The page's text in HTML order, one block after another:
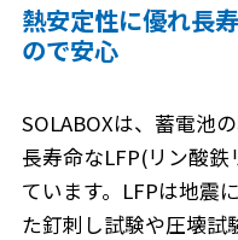
熱安定性に優れ長
ので安心
SOLABOXは、蓄電池
長寿命なLFP(リン酸
ています。LFPは地震
た釘刺し試験や圧壊試